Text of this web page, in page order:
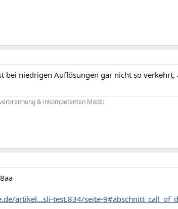
bei niedrigen Auflösungen gar nicht so
& inkompetenten Mods:
artikel...sli-test.834/seite-